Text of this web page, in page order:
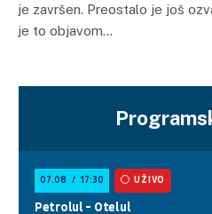
je završen. Preostalo je još
je to objavom…